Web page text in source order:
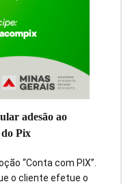
adesão ao
Pix
“Conta com PIX”.
o cliente efetue o